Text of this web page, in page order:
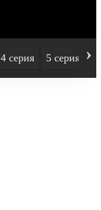
4 серия 5 серия ›